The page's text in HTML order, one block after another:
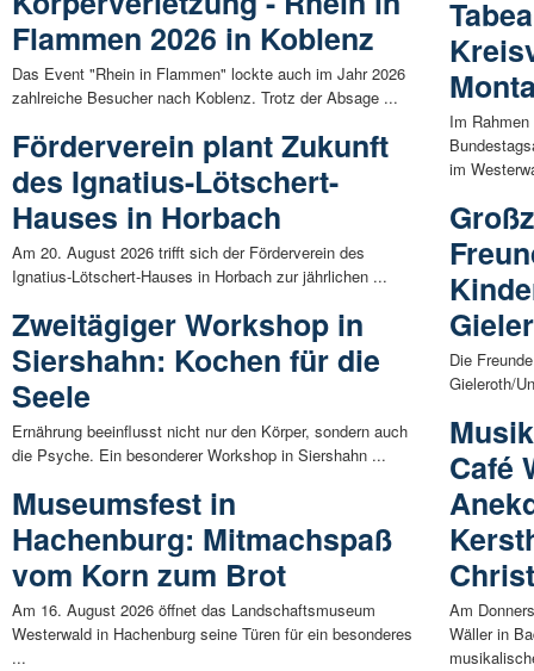
Flammen 2026 in Koblenz
Das Event "Rhein in Flammen" lockte auch im Jahr 2026
zahlreiche Besucher nach Koblenz. Trotz der Absage ...
Förderverein plant Zukunft
des Ignatius-Lötschert-
Hauses in Horbach
Am 20. August 2026 trifft sich der Förderverein des
Ignatius-Lötschert-Hauses in Horbach zur jährlichen ...
Zweitägiger Workshop in
Siershahn: Kochen für die
Seele
Ernährung beeinflusst nicht nur den Körper, sondern auch
die Psyche. Ein besonderer Workshop in Siershahn ...
Museumsfest in
Hachenburg: Mitmachspaß
vom Korn zum Brot
Am 16. August 2026 öffnet das Landschaftsmuseum
Westerwald in Hachenburg seine Türen für ein besonderes
...
Im
im
Die
Gieleroth/
Café
Am
Wäller in